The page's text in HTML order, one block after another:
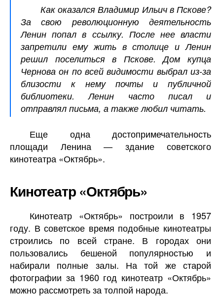
Как оказался Владимир Ильич в Пскове?
За свою революционную деятельность
Ленин попал в ссылку. После нее власти
запретили ему жить в столице и Ленин
решил поселиться в Пскове. Дом купца
Чернова он по всей видимости выбрал из-за
близости к нему почты и публичной
библиотеки. Ленин часто писал и
отправлял письма, а также любил читать.
Еще одна достопримечательность
площади Ленина — здание советского
кинотеатра «Октябрь».
Кинотеатр «Октябрь»
Кинотеатр «Октябрь» построили в 1957
году. В советское время подобные кинотеатры
строились по всей стране. В городах они
пользовались бешеной популярностью и
набирали полные залы. На той же старой
фотографии за 1960 год кинотеатр «Октябрь»
можно рассмотреть за толпой народа.